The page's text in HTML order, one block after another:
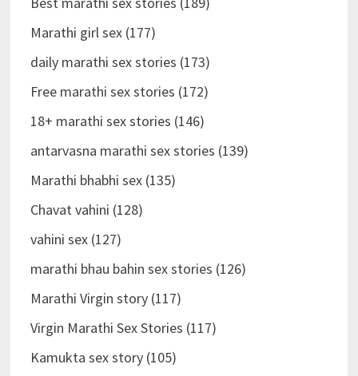
Marathi girl sex (177)
daily marathi sex stories (173)
Free marathi sex stories (172)
18+ marathi sex stories (146)
antarvasna marathi sex stories (139)
Marathi bhabhi sex (135)
Chavat vahini (128)
vahini sex (127)
marathi bhau bahin sex stories (126)
Marathi Virgin story (117)
Virgin Marathi Sex Stories (117)
Kamukta sex story (105)